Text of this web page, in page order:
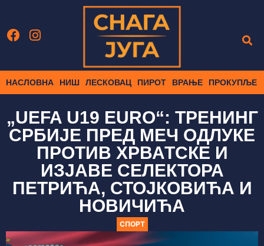
НАСЛОВНА НИШ ЛЕСКОВАЦ ПИРОТ ВРАЊЕ ПРОКУПЉЕ
„UEFA U19 EURO“: ТРЕНИНГ
СРБИЈЕ ПРЕД МЕЧ ОДЛУКЕ
ПРОТИВ ХРВАТСКЕ И
ИЗЈАВЕ СЕЛЕКТОРА
ПЕТРИЋА, СТОЈКОВИЋА И
НОВИЧИЋА
СПОРТ